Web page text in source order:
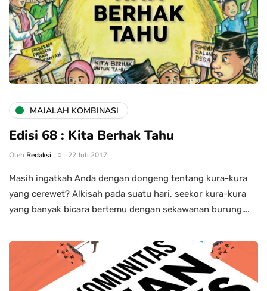
MAJALAH KOMBINASI
Edisi 68 : Kita Berhak Tahu
Oleh Redaksi 22 Juli 2017
Masih ingatkah Anda dengan dongeng tentang kura-kura
yang cerewet? Alkisah pada suatu hari, seekor kura-kura
yang banyak bicara bertemu dengan sekawanan burung….